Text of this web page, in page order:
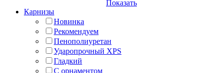
Показать
Карнизы
Новинка
Рекомендуем
Пенополиуретан
Ударопрочный XPS
Гладкий
С орнаментом